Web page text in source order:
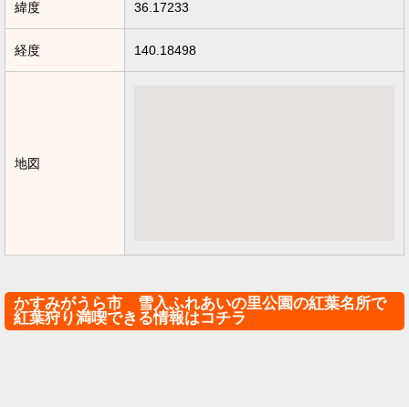
緯度 36.17233
経度 140.18498
地図
かすみがうら市 雪入ふれあいの里公園の紅葉名所で
紅葉狩り満喫できる情報はコチラ